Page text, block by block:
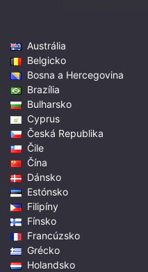
Austrália
Belgicko
Bosna a Hercegovina
Brazília
Bulharsko
Cyprus
Česká Republika
Čile
Čína
Dánsko
Estónsko
Filipíny
Fínsko
Francúzsko
Grécko
Holandsko